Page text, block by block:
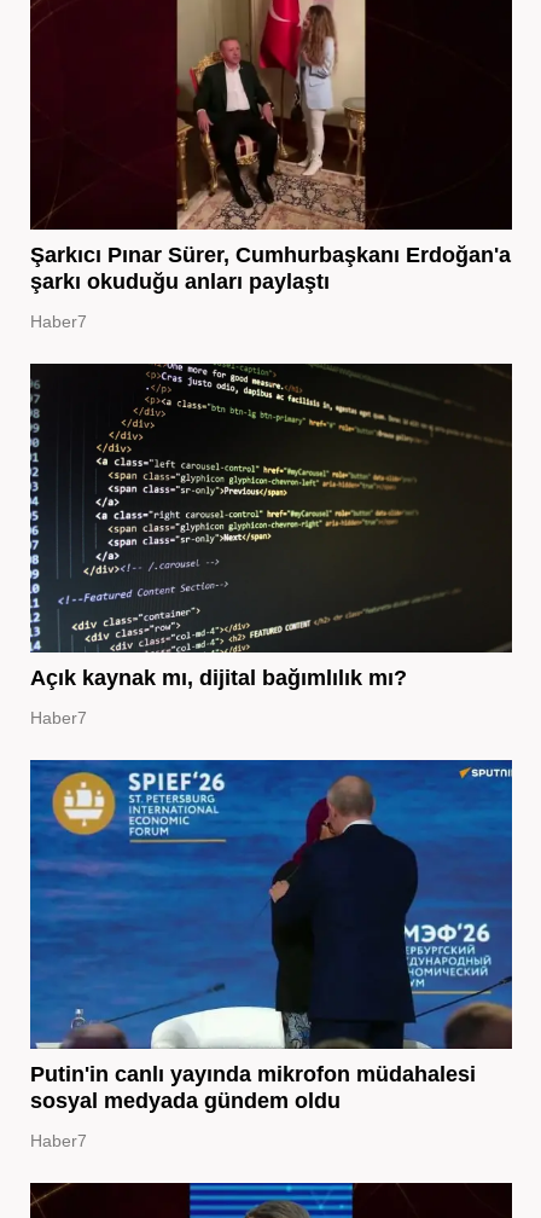
Şarkıcı Pınar Sürer, Cumhurbaşkanı Erdoğan'a
şarkı okuduğu anları paylaştı
Haber7
Açık kaynak mı, dijital bağımlılık mı?
Haber7
Putin'in canlı yayında mikrofon müdahalesi
sosyal medyada gündem oldu
Haber7